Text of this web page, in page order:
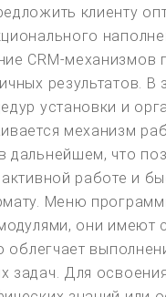
клиенту
CRM-механизмов
результатов. В
установки и
механизм
дальнейшем, что
работе и
Меню
они имеют
облегчает
задач. Для